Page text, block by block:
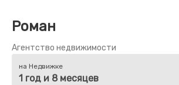
Роман
Агентство недвижимости
на Недвижке
1 год и 8 месяцев